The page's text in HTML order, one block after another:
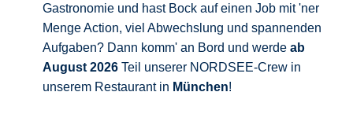
Gastronomie und hast Bock auf einen Job mit 'ner
Menge Action, viel Abwechslung und spannenden
Aufgaben? Dann komm' an Bord und werde ab
August 2026 Teil unserer NORDSEE-Crew in
unserem Restaurant in München!